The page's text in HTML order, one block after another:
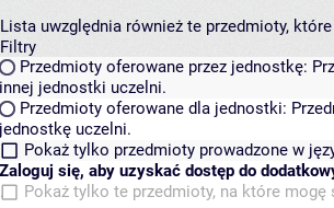
Lista uwzględnia również te przedmioty,
Filtry
Przedmioty oferowane przez jednostkę:
innej jednostki uczelni.
Przedmioty oferowane dla jednostki:
jednostkę uczelni.
Pokaż tylko przedmioty prowadzone w
Zaloguj się, aby uzyskać dostęp do
Pokaż tylko te przedmioty, na które mogę